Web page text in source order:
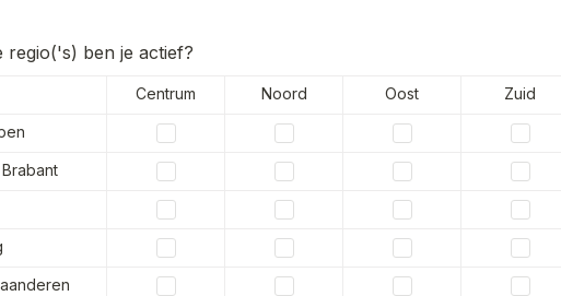
regio('s) ben je actief?
Centrum Noord Oost Zuid